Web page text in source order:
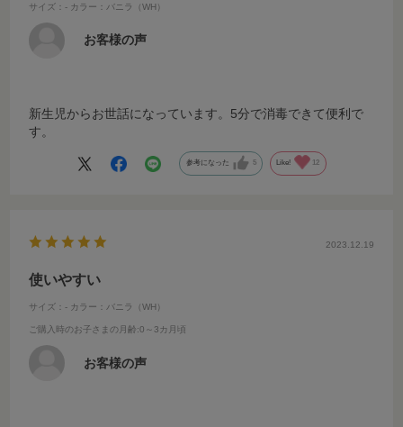
サイズ：- カラー：バニラ（WH）
お客様の声
新生児からお世話になっています。5分で消毒できて便利で
す。
参考になった 5 Like! 12
2023.12.19
使いやすい
サイズ：- カラー：バニラ（WH）
ご購入時のお子さまの月齢:0～3カ月頃
お客様の声